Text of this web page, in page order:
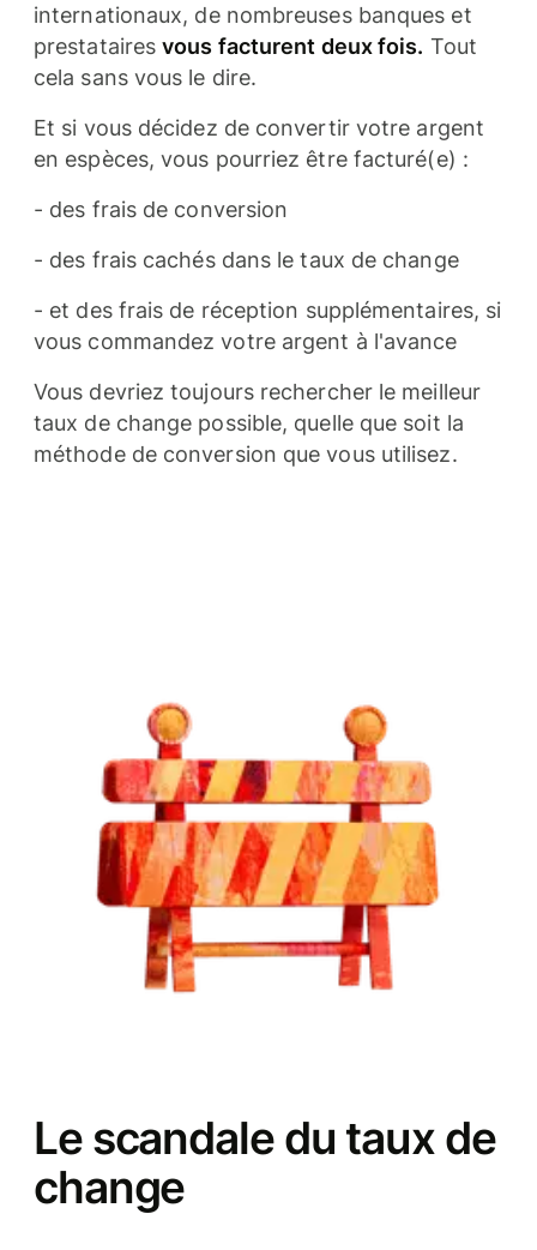
internationaux, de nombreuses banques et
prestatairesvous facturent deux fois. Tout
cela sans vous le dire.
Et si vous décidez de convertir votre argent
en espèces, vous pourriez être facturé(e) :
- des frais de conversion
- des frais cachés dans le taux de change
- et des frais de réception supplémentaires, si
vous commandez votre argent à l'avance
Vous devriez toujours rechercher le meilleur
taux de change possible, quelle que soit la
méthode de conversion que vous utilisez.
Le scandale du taux de
change